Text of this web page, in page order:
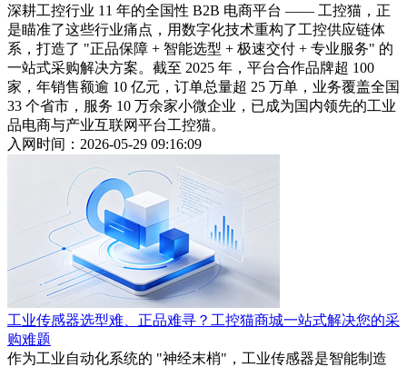
深耕工控行业 11 年的全国性 B2B 电商平台 —— 工控猫，正
是瞄准了这些行业痛点，用数字化技术重构了工控供应链体
系，打造了 "正品保障 + 智能选型 + 极速交付 + 专业服务" 的
一站式采购解决方案。截至 2025 年，平台合作品牌超 100
家，年销售额逾 10 亿元，订单总量超 25 万单，业务覆盖全国
33 个省市，服务 10 万余家小微企业，已成为国内领先的工业
品电商与产业互联网平台工控猫。
入网时间：2026-05-29 09:16:09
工业传感器选型难、正品难寻？工控猫商城一站式解决您的采
购难题
作为工业自动化系统的 "神经末梢"，工业传感器是智能制造